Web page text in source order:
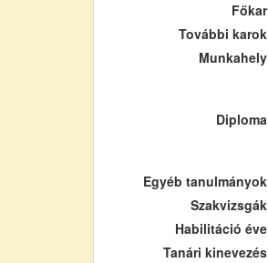
Főkar
További karok
Munkahely
Diploma
Egyéb tanulmányok
Szakvizsgák
Habilitáció éve
Tanári kinevezés